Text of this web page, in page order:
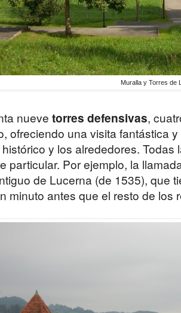
Muralla y Torres de
nueve torres defensivas,
ofreciendo una visita fantástica
y los alrededores.
particular. Por ejemplo, la
de Lucerna (de 1535), que
minuto antes que el resto de los